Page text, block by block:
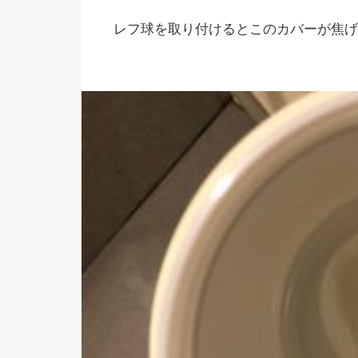
レフ球を取り付けるとこのカバーが焦